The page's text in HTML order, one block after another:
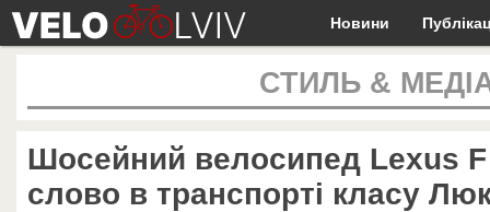
Новини
СТИЛЬ &
Шосейний велосипед Lexus
слово в транспорті класу